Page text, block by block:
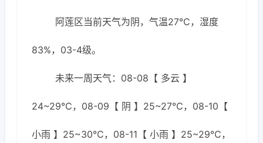
阿莲区当前天气为阴，气温27℃，湿度
83%，03-4级。
未来一周天气：08-08【 多云 】
24~29℃，08-09【 阴 】25~27℃，08-10【
小雨 】25~30℃，08-11【 小雨 】25~29℃，